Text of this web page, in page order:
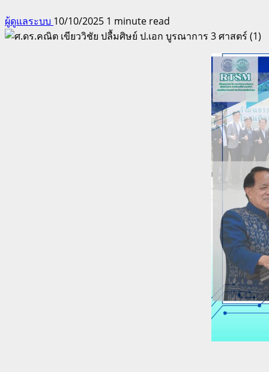
ผู้ดูแลระบบ 10/10/2025 1 minute read